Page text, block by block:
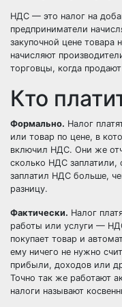
НДС — это налог на
предприниматели
закупочной цене
начисляют
торговцы, когда
Кто
Формально. Налог
или товар по цене, в
включил НДС. Они же
сколько НДС заплатили,
заплатил НДС больше,
разницу.
Фактически. Налог
работы или услуги —
покупает товар и
ему ничего не нужно
прибыли, доходов или
Точно так же работают
налоги называют